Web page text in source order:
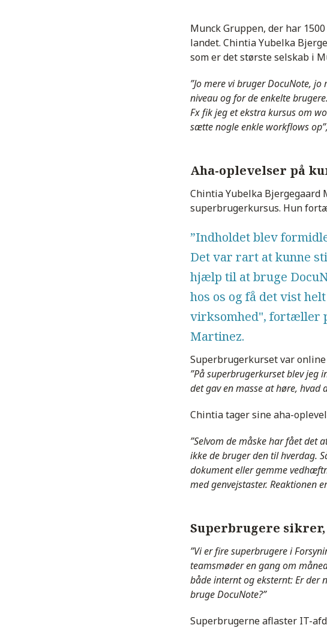
Munck Gruppen, der har
landet. Chintia Yubelka
som er det største selskab i
”Jo mere vi bruger DocuNote,
niveau og for de enkelte
Fx fik jeg et ekstra kursus om
sætte nogle enkle workflows op”,
Aha-oplevelser på
Chintia Yubelka
superbrugerkursus. Hun
”Indholdet blev
Det var rart at kunne
hjælp til at bruge
hos os og få det vist
virksomhed", fortæller
Martinez.
Superbrugerkurset var
”På superbrugerkurset blev jeg
det gav en masse at høre, hvad
Chintia tager sine aha-
”Selvom de måske har fået det
ikke de bruger den til hverdag.
dokument eller gemme
med genvejstaster. Reaktionen
Superbrugere
”Vi er fire superbrugere i
teamsmøder en gang om
både internt og eksternt: Er der
bruge DocuNote?”
Superbrugerne aflaster IT-